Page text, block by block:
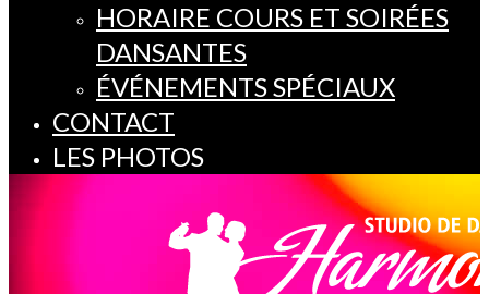
HORAIRE COURS ET SOIRÉES
DANSANTES
ÉVÉNEMENTS SPÉCIAUX
CONTACT
LES PHOTOS